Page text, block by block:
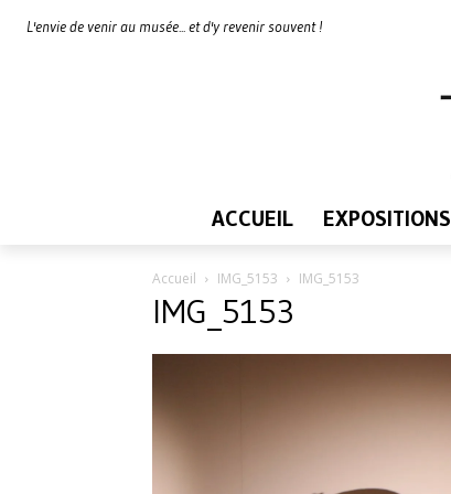
L'envie de venir au musée... et d'y revenir souvent !
ACCUEIL EXPOSITIONS
Accueil IMG_5153 IMG_5153
IMG_5153